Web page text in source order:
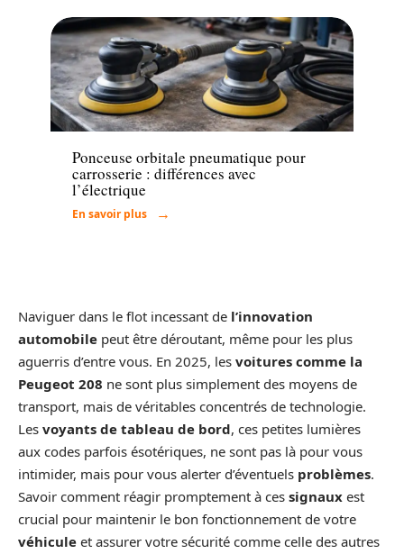
Actu
Ponceuse orbitale pneumatique pour
carrosserie : différences avec
l’électrique
En savoir plus
Naviguer dans le flot incessant de l’innovation
automobile peut être déroutant, même pour les plus
aguerris d’entre vous. En 2025, les voitures comme la
Peugeot 208 ne sont plus simplement des moyens de
transport, mais de véritables concentrés de technologie.
Les voyants de tableau de bord, ces petites lumières
aux codes parfois ésotériques, ne sont pas là pour vous
intimider, mais pour vous alerter d’éventuels problèmes.
Savoir comment réagir promptement à ces signaux est
crucial pour maintenir le bon fonctionnement de votre
véhicule et assurer votre sécurité comme celle des autres